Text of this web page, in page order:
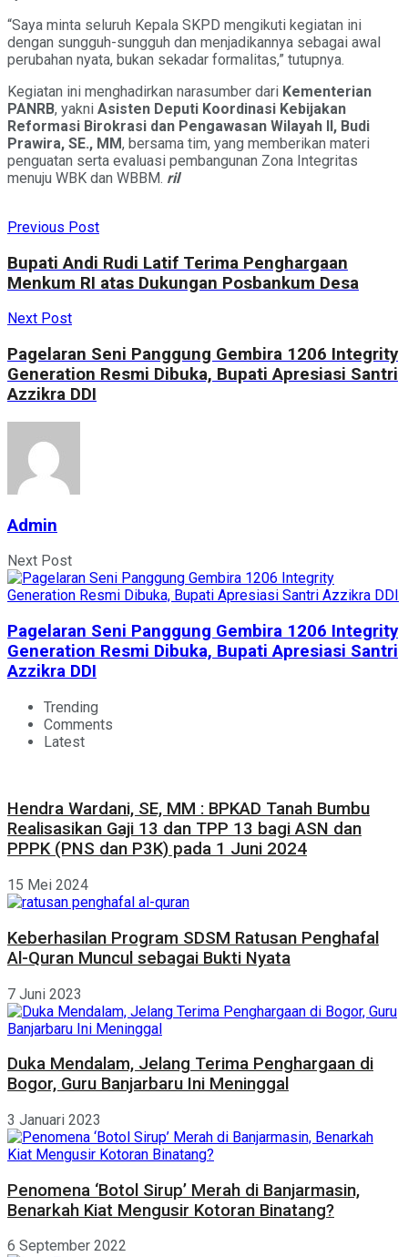
“Saya minta seluruh Kepala SKPD mengikuti kegiatan ini
dengan sungguh-sungguh dan menjadikannya sebagai awal
perubahan nyata, bukan sekadar formalitas,” tutupnya.
Kegiatan ini menghadirkan narasumber dari Kementerian
PANRB, yakni Asisten Deputi Koordinasi Kebijakan
Reformasi Birokrasi dan Pengawasan Wilayah II, Budi
Prawira, SE., MM, bersama tim, yang memberikan materi
penguatan serta evaluasi pembangunan Zona Integritas
menuju WBK dan WBBM. ril
Previous Post
Bupati Andi Rudi Latif Terima Penghargaan
Menkum RI atas Dukungan Posbankum Desa
Next Post
Pagelaran Seni Panggung Gembira 1206 Integrity
Generation Resmi Dibuka, Bupati Apresiasi Santri
Azzikra DDI
Admin
Next Post
Pagelaran Seni Panggung Gembira 1206 Integrity
Generation Resmi Dibuka, Bupati Apresiasi Santri
Azzikra DDI
Trending
Comments
Latest
Hendra Wardani, SE, MM : BPKAD Tanah Bumbu
Realisasikan Gaji 13 dan TPP 13 bagi ASN dan
PPPK (PNS dan P3K) pada 1 Juni 2024
15 Mei 2024
Keberhasilan Program SDSM Ratusan Penghafal
Al-Quran Muncul sebagai Bukti Nyata
7 Juni 2023
Duka Mendalam, Jelang Terima Penghargaan di
Bogor, Guru Banjarbaru Ini Meninggal
3 Januari 2023
Penomena ‘Botol Sirup’ Merah di Banjarmasin,
Benarkah Kiat Mengusir Kotoran Binatang?
6 September 2022